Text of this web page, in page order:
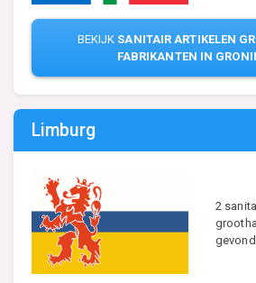
BEKIJK SANITAIR ARTIKELEN
FABRIKANTEN IN
Limburg
2